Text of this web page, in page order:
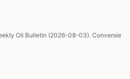
Oil Bulletin (2026-08-03). Conversie